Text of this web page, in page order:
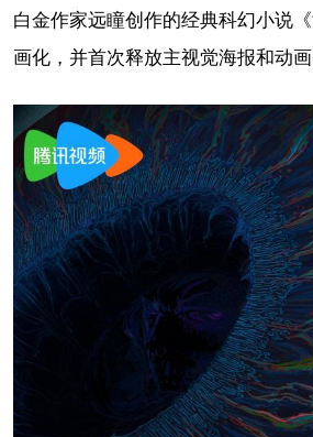
白金作家远瞳创作的经典科幻小说
画化，并首次释放主视觉海报和动画